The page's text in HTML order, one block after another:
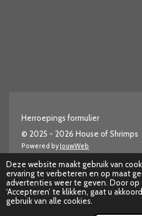
Deze website maakt gebruik van
ervaring te verbeteren en op maat
advertenties weer te geven. Door op
‘Accepteren’ te klikken, gaat u
gebruik van alle cookies.
Herroepings formulier
© 2025 - 2026 House of Shrimps
Powered by JouwWeb